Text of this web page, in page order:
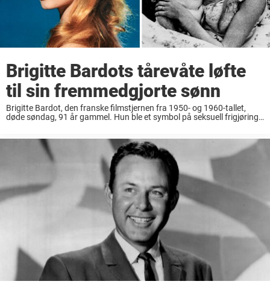
Brigitte Bardots tårevåte løfte
til sin fremmedgjorte sønn
Brigitte Bardot, den franske filmstjernen fra 1950- og 1960-tallet,
døde søndag, 91 år gammel. Hun ble et symbol på seksuell frigjøring,